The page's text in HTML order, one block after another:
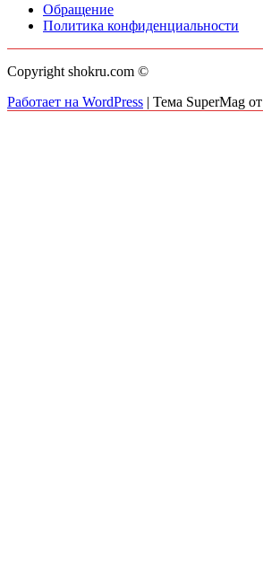
Обращение
Политика конфиденциальности
Copyright shokru.com ©
Работает на WordPress | Тема SuperMag от